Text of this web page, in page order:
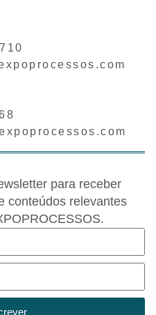
para receber
conteúdos relevantes